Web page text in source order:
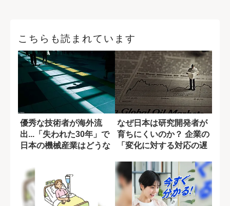
こちらも読まれています
優秀な技術者が海外流
出...「失われた30年」で
日本の機械産業はどうな
なぜ日本は研究開発者が
育ちにくいのか？ 企業の
「変化に対する対応の遅